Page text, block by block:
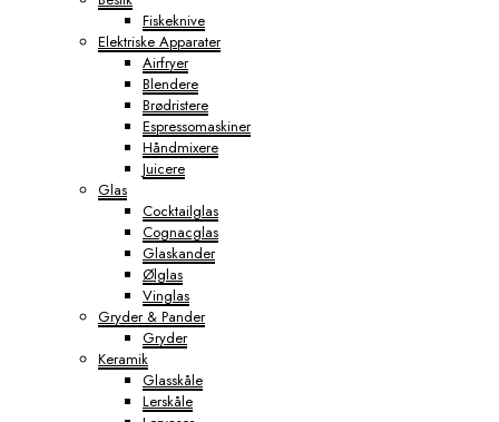
Fiskeknive
Elektriske Apparater
Airfryer
Blendere
Brødristere
Espressomaskiner
Håndmixere
Juicere
Glas
Cocktailglas
Cognacglas
Glaskander
Ølglas
Vinglas
Gryder & Pander
Gryder
Keramik
Glasskåle
Lerskåle